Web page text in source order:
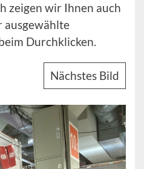
zeigen wir Ihnen auch
ausgewählte
Durchklicken.
Nächstes Bild